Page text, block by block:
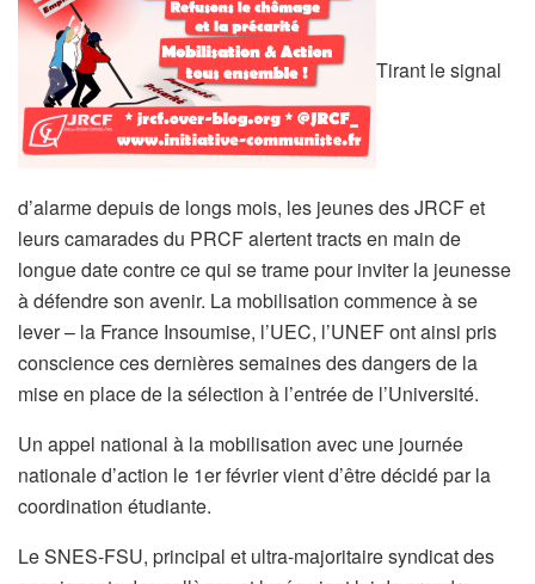
Tirant le signal
d’alarme depuis de longs mois, les jeunes des JRCF et
leurs camarades du PRCF alertent tracts en main de
longue date contre ce qui se trame pour inviter la jeunesse
à défendre son avenir. La mobilisation commence à se
lever – la France Insoumise, l’UEC, l’UNEF ont ainsi pris
conscience ces dernières semaines des dangers de la
mise en place de la sélection à l’entrée de l’Université.
Un appel national à la mobilisation avec une journée
nationale d’action le 1er février vient d’être décidé par la
coordination étudiante.
Le SNES-FSU, principal et ultra-majoritaire syndicat des